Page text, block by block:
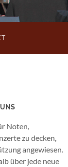
Noten,
zu decken,
angewiesen.
über jede neue